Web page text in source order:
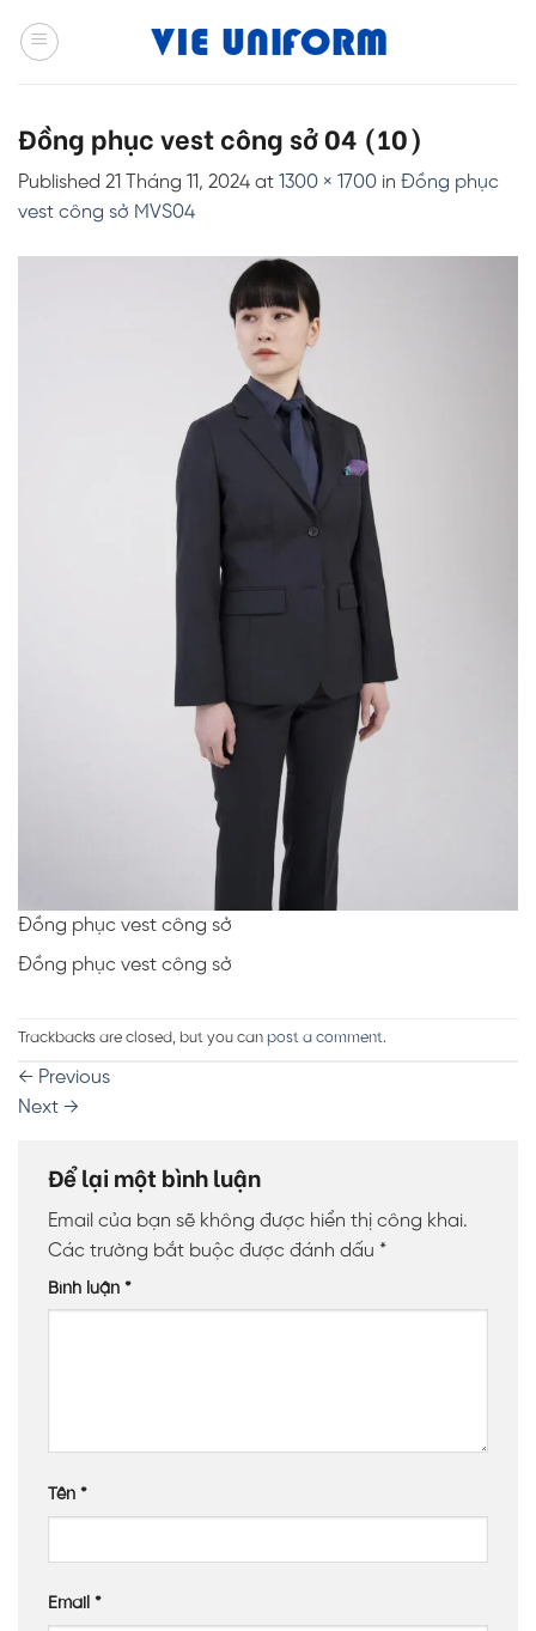
Đồng phục vest công sở 04 (10)
Published 21 Tháng 11, 2024 at 1300 × 1700 in Đồng phục
vest công sở MVS04
Đồng phục vest công sở
Đồng phục vest công sở
Trackbacks are closed, but you can post a comment.
← Previous
Next →
Để lại một bình luận
Email của bạn sẽ không được hiển thị công khai.
Các trường bắt buộc được đánh dấu *
Bình luận *
Tên *
Email *